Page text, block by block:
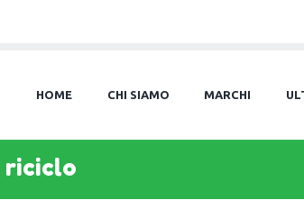
HOME CHI SIAMO MARCHI
riciclo